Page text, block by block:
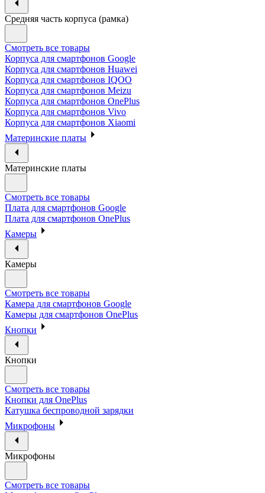
Средняя часть корпуса (рамка)
Смотреть все товары
Корпуса для смартфонов Google
Корпуса для смартфонов Huawei
Корпуса для смартфонов IQOO
Корпуса для смартфонов Meizu
Корпуса для смартфонов OnePlus
Корпуса для смартфонов Vivo
Корпуса для смартфонов Xiaomi
Материнские платы
Материнские платы
Смотреть все товары
Плата для смартфонов Google
Плата для смартфонов OnePlus
Камеры
Камеры
Смотреть все товары
Камера для смартфонов Google
Камеры для смартфонов OnePlus
Кнопки
Кнопки
Смотреть все товары
Кнопки для OnePlus
Катушка беспроводной зарядки
Микрофоны
Микрофоны
Смотреть все товары